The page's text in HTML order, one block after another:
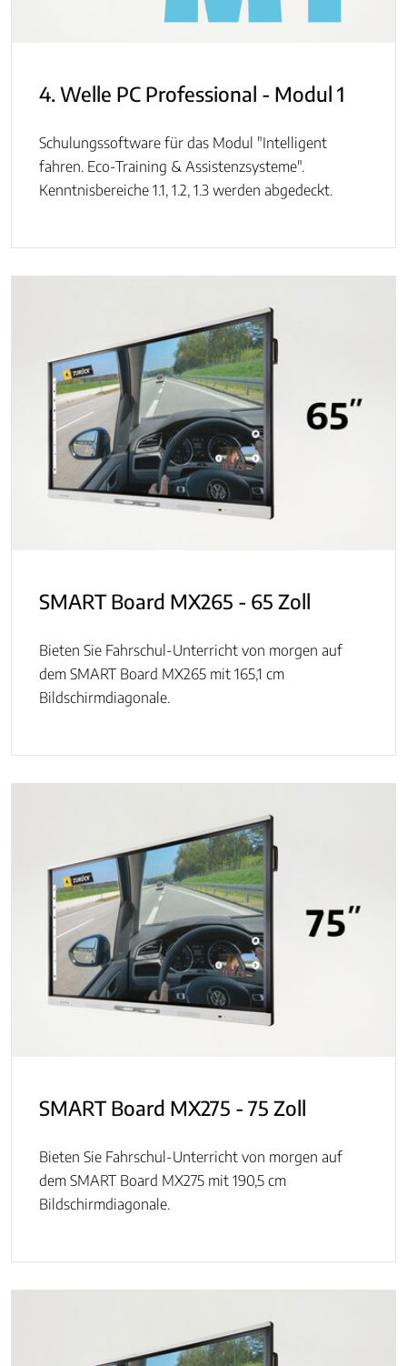
4. Welle PC Professional - Modul 1
Schulungssoftware für das Modul "Intelligent
fahren. Eco-Training & Assistenzsysteme".
Kenntnisbereiche 1.1, 1.2, 1.3 werden abgedeckt.
SMART Board MX265 - 65 Zoll
Bieten Sie Fahrschul-Unterricht von morgen auf
dem SMART Board MX265 mit 165,1 cm
Bildschirmdiagonale.
SMART Board MX275 - 75 Zoll
Bieten Sie Fahrschul-Unterricht von morgen auf
dem SMART Board MX275 mit 190,5 cm
Bildschirmdiagonale.